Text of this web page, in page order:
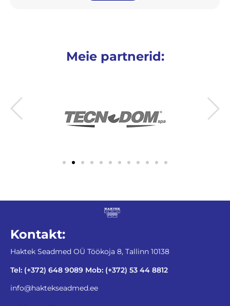
Meie partnerid:
Kontakt:
Haktek Seadmed OÜ Töökoja 8, Tallinn 10138
Tel: (+372) 648 9089 Mob: (+372) 53 44 8812
info@haktekseadmed.ee